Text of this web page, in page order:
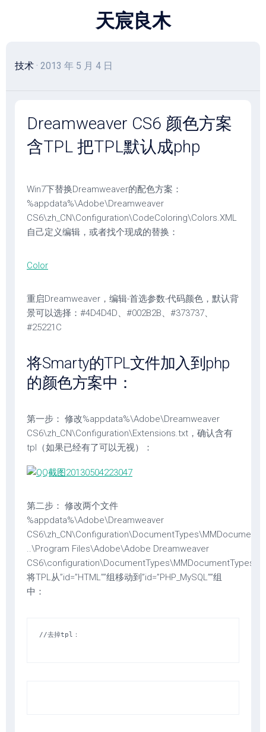
天宸良木
技术 · 2013 年 5 月 4 日
Dreamweaver CS6 颜色方案
含TPL 把TPL默认成php
Win7下替换Dreamweaver的配色方案：
%appdata%\Adobe\Dreamweaver
CS6\zh_CN\Configuration\CodeColoring\Colors.XML
自己定义编辑，或者找个现成的替换：
Color
重启Dreamweaver，编辑-首选参数-代码颜色，默认背
景可以选择：#4D4D4D、#002B2B、#373737、
#25221C
将Smarty的TPL文件加入到php
的颜色方案中：
第一步： 修改%appdata%\Adobe\Dreamweaver
CS6\zh_CN\Configuration\Extensions.txt，确认含有
tpl（如果已经有了可以无视）：
第二步： 修改两个文件
%appdata%\Adobe\Dreamweaver
..\Program Files\Adobe\Adobe Dreamweaver
将TPL从”id=”HTML””组移动到”id=”PHP_MySQL””组
中：
//去掉tpl：